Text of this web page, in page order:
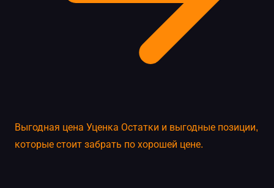
Выгодная цена Уценка Остатки и выгодные позиции,
которые стоит забрать по хорошей цене.